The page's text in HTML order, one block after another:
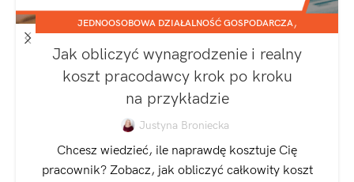
JEDNOOSOBOWA DZIAŁALNOŚĆ GOSPODARCZA,
Jak obliczyć wynagrodzenie i realny
koszt pracodawcy krok po kroku
na przykładzie
Justyna Broniecka
Chcesz wiedzieć, ile naprawdę kosztuje Cię
pracownik? Zobacz, jak obliczyć całkowity koszt